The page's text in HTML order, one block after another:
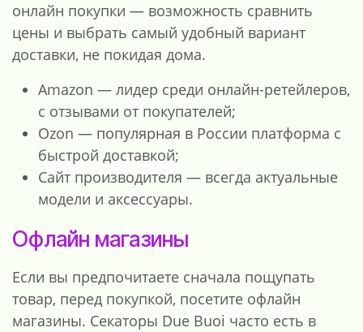
онлайн покупки — возможность сравнить
цены и выбрать самый удобный вариант
доставки, не покидая дома.
Amazon — лидер среди онлайн-ретейлеров,
с отзывами от покупателей;
Ozon — популярная в России платформа с
быстрой доставкой;
Сайт производителя — всегда актуальные
модели и аксессуары.
Офлайн магазины
Если вы предпочитаете сначала пощупать
товар, перед покупкой, посетите офлайн
магазины. Секаторы Due Buoi часто есть в